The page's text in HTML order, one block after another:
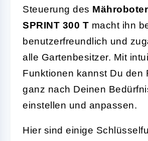
Steuerung des
SPRINT 300 T macht ihn
benutzerfreundlich und
alle Gartenbesitzer. Mit
Funktionen kannst Du den
ganz nach Deinen
einstellen und anpassen.
Hier sind einige